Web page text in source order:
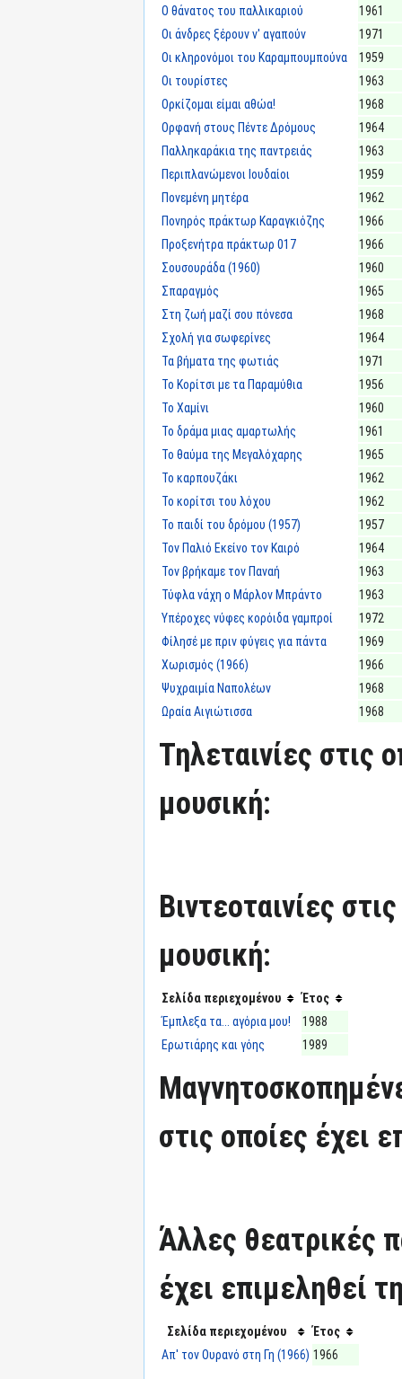
Ο θάνατος του παλλικαριού
1961
Οι άνδρες ξέρουν ν' αγαπούν
1971
Οι κληρονόμοι του Καραμπουμπούνα
1959
Οι τουρίστες
1963
Ορκίζομαι είμαι αθώα!
1968
Ορφανή στους Πέντε Δρόμους
1964
Παλληκαράκια της παντρειάς
1963
Περιπλανώμενοι Ιουδαίοι
1959
Πονεμένη μητέρα
1962
Πονηρός πράκτωρ Καραγκιόζης
1966
Προξενήτρα πράκτωρ 017
1966
Σουσουράδα (1960)
1960
Σπαραγμός
1965
Στη ζωή μαζί σου πόνεσα
1968
Σχολή για σωφερίνες
1964
Τα βήματα της φωτιάς
1971
Το Κορίτσι με τα Παραμύθια
1956
Το Χαμίνι
1960
Το δράμα μιας αμαρτωλής
1961
Το θαύμα της Μεγαλόχαρης
1965
Το καρπουζάκι
1962
Το κορίτσι του λόχου
1962
Το παιδί του δρόμου (1957)
1957
Τον Παλιό Εκείνο τον Καιρό
1964
Τον βρήκαμε τον Παναή
1963
Τύφλα νάχη ο Μάρλον Μπράντο
1963
Υπέροχες νύφες κορόιδα γαμπροί
1972
Φίλησέ με πριν φύγεις για πάντα
1969
Χωρισμός (1966)
1966
Ψυχραιμία Ναπολέων
1968
Ωραία Αιγιώτισσα
1968
Τηλεταινίες στις
μουσική:
Βιντεοταινίες
μουσική:
Σελίδα περιεχομένου
Έτος
Έμπλεξα τα... αγόρια μου!
1988
Ερωτιάρης και γόης
1989
στις οποίες έχει
Άλλες θεατρικές
έχει επιμεληθεί
Σελίδα περιεχομένου
Έτος
Απ' τον Ουρανό στη Γη (1966) 1966